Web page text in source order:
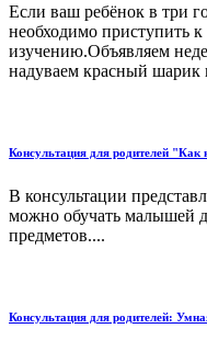
Если ваш ребёнок в три
необходимо приступить
изучению.Объявляем
надуваем красный шарик
Консультация для родителей "Как
В консультации
можно обучать малышей
предметов....
Консультация для родителей: